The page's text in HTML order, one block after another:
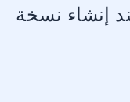
بقاعدة 3-2-1 عند إنشاء نسخة